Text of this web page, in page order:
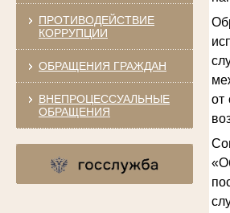
ПРОТИВОДЕЙСТВИЕ
КОРРУПЦИИ
ОБРАЩЕНИЯ ГРАЖДАН
ВНЕПРОЦЕССУАЛЬНЫЕ
ОБРАЩЕНИЯ
от